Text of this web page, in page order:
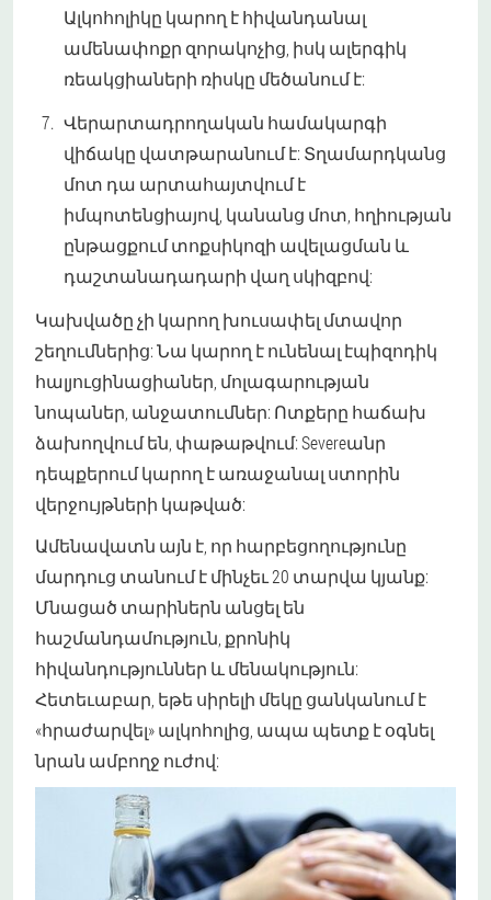
Ալկոհոլիկը կարող է հիվանդանալ
ամենափոքր զորակոչից, իսկ ալերգիկ
ռեակցիաների ռիսկը մեծանում է:
Վերարտադրողական համակարգի
վիճակը վատթարանում է: Տղամարդկանց
մոտ դա արտահայտվում է
իմպոտենցիայով, կանանց մոտ, հղիության
ընթացքում տոքսիկոզի ավելացման և
դաշտանադադարի վաղ սկիզբով:
Կախվածը չի կարող խուսափել մտավոր
շեղումներից: Նա կարող է ունենալ էպիզոդիկ
հալյուցինացիաներ, մոլագարության
նոպաներ, անջատումներ: Ոտքերը հաճախ
ձախողվում են, փաթաթվում: Severeանր
դեպքերում կարող է առաջանալ ստորին
վերջույթների կաթված:
Ամենավատն այն է, որ հարբեցողությունը
մարդուց տանում է մինչեւ 20 տարվա կյանք:
Մնացած տարիներն անցել են
հաշմանդամություն, քրոնիկ
հիվանդություններ և մենակություն:
Հետեւաբար, եթե սիրելի մեկը ցանկանում է
«հրաժարվել» ալկոհոլից, ապա պետք է օգնել
նրան ամբողջ ուժով: